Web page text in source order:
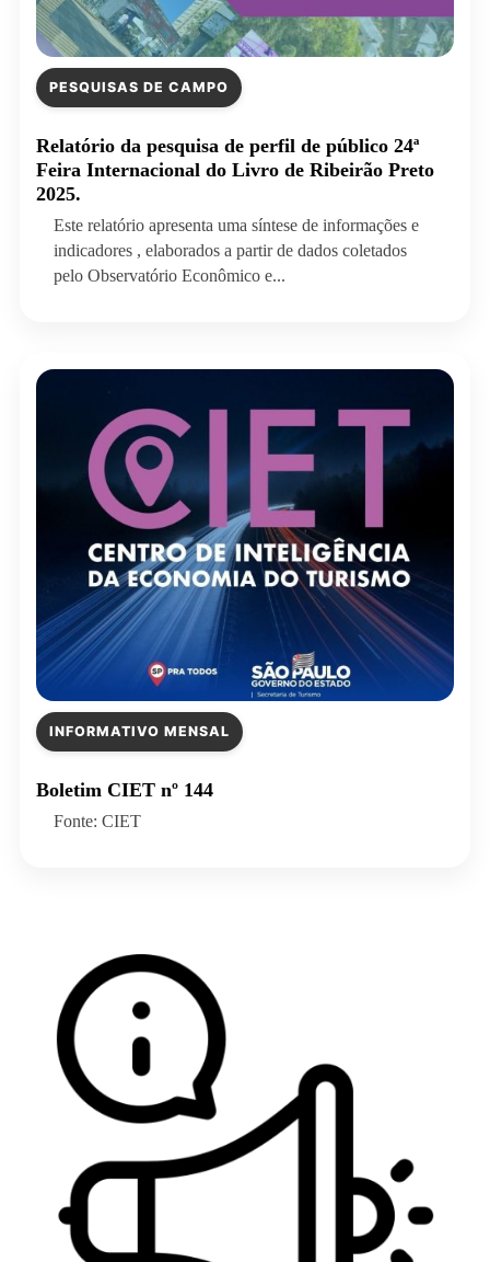
PESQUISAS DE CAMPO
Relatório da pesquisa de perfil de público 24ª
Feira Internacional do Livro de Ribeirão Preto
2025.
Este relatório apresenta uma síntese de informações e
indicadores , elaborados a partir de dados coletados
pelo Observatório Econômico e...
INFORMATIVO MENSAL
Boletim CIET nº 144
Fonte: CIET